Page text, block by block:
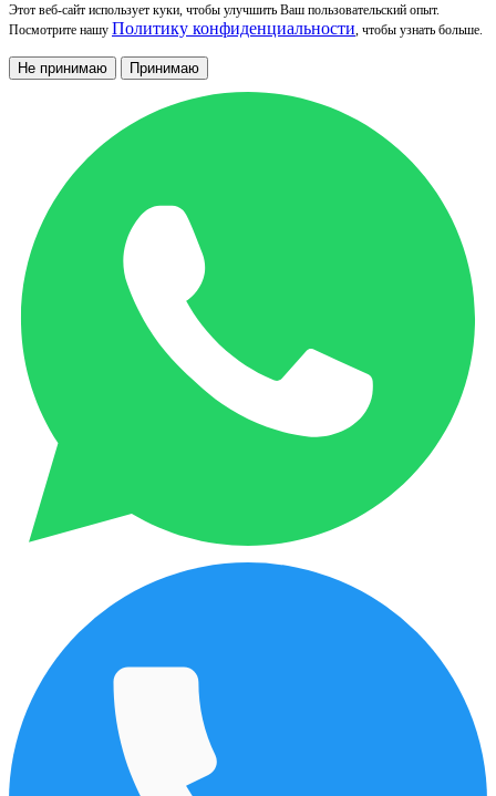
Этот веб-сайт использует куки, чтобы улучшить Ваш пользовательский опыт.
Посмотрите нашу Политику конфиденциальности, чтобы узнать больше.
Не принимаю Принимаю